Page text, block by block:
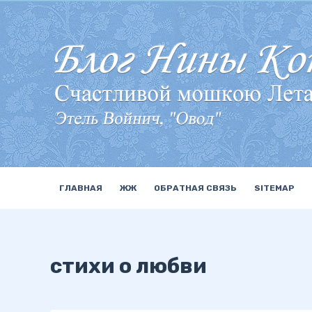
П
е
р
е
й
т
и
к
с
ГЛАВНАЯ ЖЖ ОБРАТНАЯ СВЯЗЬ SITEMAP
стихи о любви